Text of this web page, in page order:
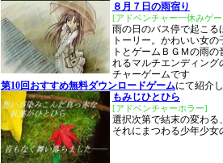
８月７日の雨宿り
[アドベンチャー一休みゲ
雨の日のバス停で起こる
トーリー。かわいい女の
トとゲームＢＧＭの雨の
れるマルチエンディング
チャーゲームです
第10回おすすめ無料ダウンロードゲームにて紹介
もみじひとひら
[アドベンチャーホラー]
選択次第で結末の変わる
それにまつわる少年少女